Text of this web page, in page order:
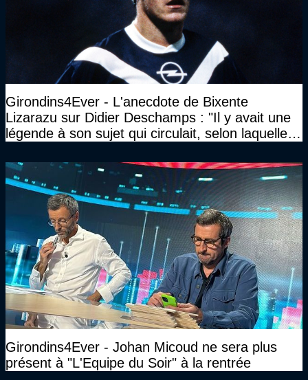
Girondins4Ever - L'anecdote de Bixente
Lizarazu sur Didier Deschamps : "Il y avait une
légende à son sujet qui circulait, selon laquelle il
Girondins4Ever - Johan Micoud ne sera plus
présent à "L'Equipe du Soir" à la rentrée